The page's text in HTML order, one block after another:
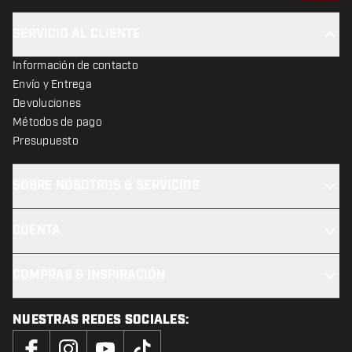
Información de contacto
Envío y Entrega
Devoluciones
Métodos de pago
Presupuesto
NUESTRAS REDES SOCIALES: